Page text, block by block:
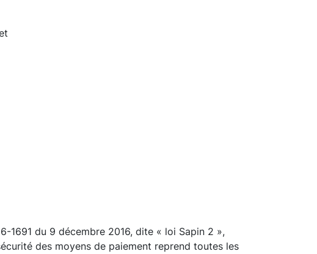
1691 du 9 décembre 2016, dite « loi Sapin 2 »,
des moyens de paiement reprend toutes les